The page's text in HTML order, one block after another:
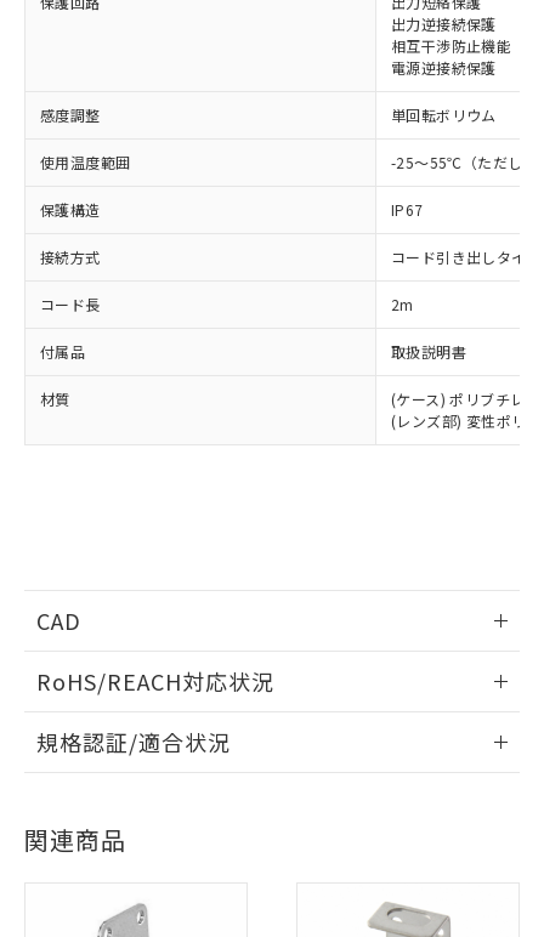
出力逆接続保護
相互干渉防止機能
電源逆接続保護
感度調整 単回転ボリウム
使用温度範囲 -25～55℃（ただし、
保護構造 IP67
接続方式 コード引き出しタイプ
コード長 2m
付属品 取扱説明書
材質
(ケース) ポリブチレ
(レンズ部) 変性ポリ
CAD
ログイン/会員登録いただくと、CADデータをダウンロー
ドすることができます。
ダウンロードデータをご利用いただく前に、以下を必ずお読
RoHS/REACH対応状況
EU RoHS 注意事項・凡例
対応状況 ※1
対応済み
規格認証/適合状況
Yes
関連商品
ご利用ください。
(税抜)を提供させていただくもので
す。
当社制御機器事業取扱商品の中には、
覧された時点での実際の在庫および標
準価格とは異なる場合があることをご
対応済み：EU RoHS指令（10物質）の
非含有に対応した製品が提供可能な商品で
す。
定はありません。
非含有の対応状況を調査中または確認中の
商品です。
非該当品：ライセンス料など無形物で、有
仕入先様の事情により、非含有部品として
いたものが、含有品と判明した場合などや
*EU RoHS指令（10物質）：
ミウム(Cd) 100ppm以下、
六価クロム(Cr(Ⅵ)) 1000ppm以下、ポリ臭化ビフェニル
類(PBB) 1000ppm以下、ポリ臭化ジフェニルエーテル類
※1 中国RoHS○×表
「○」：最大均質材料含有率が中国RoHSの
「×」：最大均質材料含有率が中国RoHSの
基準値を超えていることを示します。
ム) : 100ppm、
Cr(Ⅵ)(六価クロム) : 1000ppm、 PBBs(ポリ臭化ビフェ
当社は、これら貴社製品のうち、外国
国政府の輸出許可(または役務取引許
可)を取得するなどの必要な手続きを
号